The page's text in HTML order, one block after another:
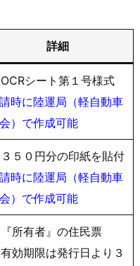
詳細
OCRシート第１号様式
時に陸運局（軽自動車
）で作成可能
３５０円分の印紙を貼付
時に陸運局（軽自動車
）で作成可能
『所有者』の住民票
有効期限は発行日より３